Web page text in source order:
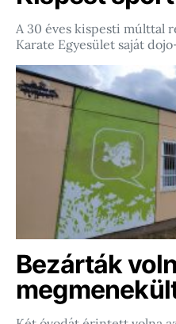
A 30 éves kispesti múlttal
Karate Egyesület saját
Bezárták